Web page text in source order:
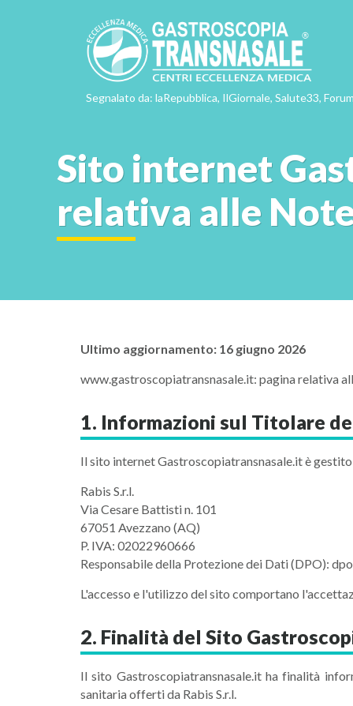
Segnalato da: laRepubblica, IlGiornale, Salute33,
Sito internet
relativa alle
Ultimo aggiornamento: 16 giugno 2026
www.gastroscopiatransnasale.it: pagina relativa
1. Informazioni sul Titolare
Il sito internet Gastroscopiatransnasale.it è gestito
Rabis S.r.l.
Via Cesare Battisti n. 101
67051 Avezzano (AQ)
P. IVA: 02022960666
Responsabile della Protezione dei Dati (DPO):
L'accesso e l'utilizzo del sito comportano
2. Finalità del Sito
Il sito Gastroscopiatransnasale.it ha finalità
sanitaria offerti da Rabis S.r.l.